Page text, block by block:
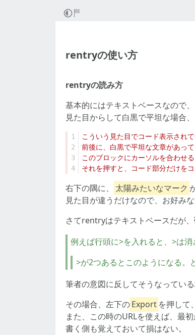
rentryの使い方
rentryの読み方
基本的にはテキストベースなので、
見た目からして白黒で平坦な場合
1
2
3
4
右下の隅に、 太陽みたいなマーク
見た目が違うだけなので、お好み
さてrentryはテキストベースだが、
例えば行頭に>を入れると、>は
>が2つあるとこのようになる。
筆者の意図に反してそうなっている
その場合、左下のExport を押して、
また、この時のURLを使えば、最初
書く側も覚えておいて損はない。